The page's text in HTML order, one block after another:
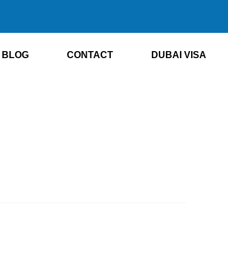
BLOG CONTACT DUBAI VISA